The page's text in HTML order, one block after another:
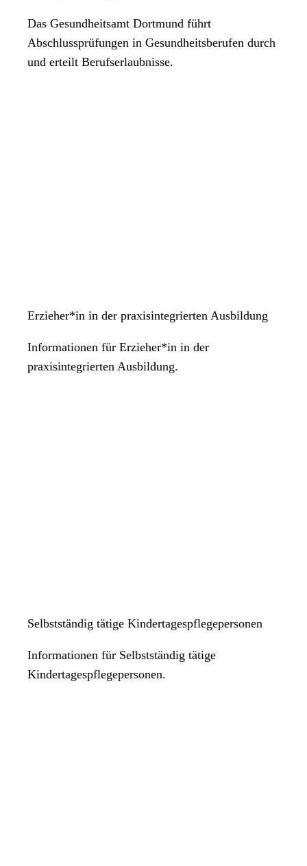
Das Gesundheitsamt Dortmund führt
Abschlussprüfungen in Gesundheitsberufen durch
und erteilt Berufserlaubnisse.
Erzieher*in in der praxisintegrierten Ausbildung
Informationen für Erzieher*in in der
praxisintegrierten Ausbildung.
Selbstständig tätige Kindertagespflegepersonen
Informationen für Selbstständig tätige
Kindertagespflegepersonen.